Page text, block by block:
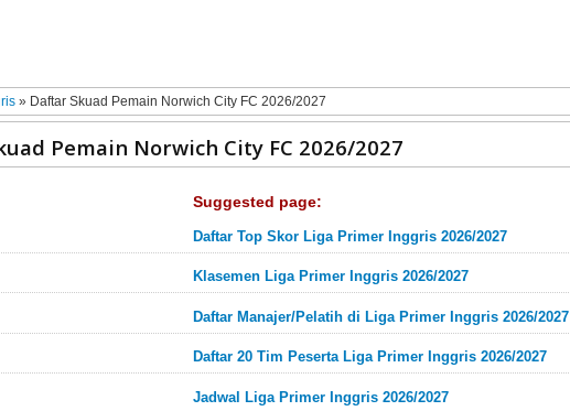
» Daftar Skuad Pemain Norwich City FC 2026/2027
Pemain Norwich City FC 2026/2027
Suggested page:
Daftar Top Skor Liga Primer Inggris 2026/2027
Klasemen Liga Primer Inggris 2026/2027
Daftar Manajer/Pelatih di Liga Primer Inggris 2026/2027
Daftar 20 Tim Peserta Liga Primer Inggris 2026/2027
Jadwal Liga Primer Inggris 2026/2027